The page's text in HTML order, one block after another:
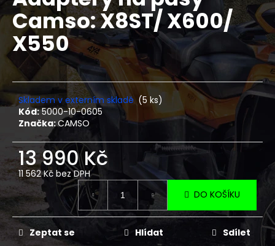
0,0
z
5
hvězdiček.
Camso: X8ST/ X600/
X550
Skladem v externím skladě (5 ks)
Kód: 5000-10-0605
Značka:CAMSO
13 990 Kč
11 562 Kč bez DPH
Měrná
cena:
DO KOŠÍKU
Zeptat se Hlídat Sdílet
a
j
í
t
?
HLEDAT
D
o
p
o